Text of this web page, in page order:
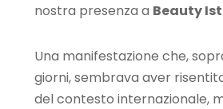
nostra presenza a Beauty
Una manifestazione che,
giorni, sembrava aver
del contesto internazionale,